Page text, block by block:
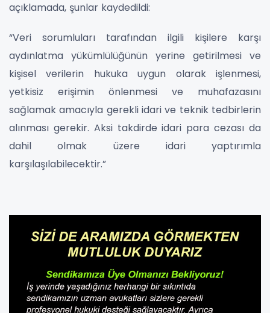
açıklamada, şunlar kaydedildi:
“Veri sorumluları tarafından ilgili kişilere karşı
aydınlatma yükümlülüğünün yerine getirilmesi ve
kişisel verilerin hukuka uygun olarak işlenmesi,
yetkisiz erişimin önlenmesi ve muhafazasını
sağlamak amacıyla gerekli idari ve teknik tedbirlerin
alınması gerekir. Aksi takdirde idari para cezası da
dahil olmak üzere idari yaptırımla
karşılaşılabilecektir.”